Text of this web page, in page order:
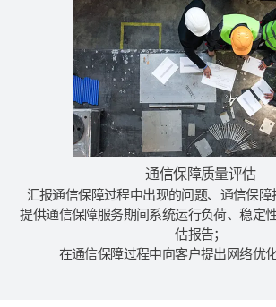
通信保障质量评估
汇报通信保障过程中出现的问题、通信保障
提供通信保障服务期间系统运行负荷、稳定
估报告；
在通信保障过程中向客户提出网络优